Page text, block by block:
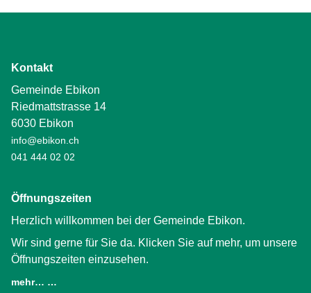
Kontakt
Gemeinde Ebikon
Riedmattstrasse 14
6030 Ebikon
info@ebikon.ch
041 444 02 02
Öffnungszeiten
Herzlich willkommen bei der Gemeinde Ebikon.
Wir sind gerne für Sie da. Klicken Sie auf mehr, um unsere
Öffnungszeiten einzusehen.
mehr… …